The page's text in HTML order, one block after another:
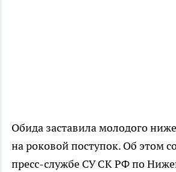
Обида заставила молодого
на роковой поступок. Об этом
пресс-службе СУ СК РФ по